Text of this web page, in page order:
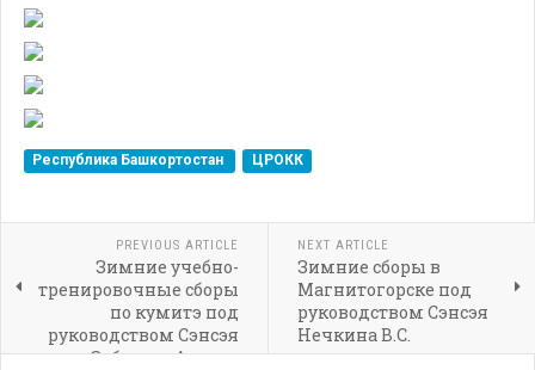
Республика Башкортостан ЦРОКК
PREVIOUS ARTICLE
Зимние учебно-
тренировочные сборы
по кумитэ под
руководством Сэнсэя
Зубарева Артема
NEXT ARTICLE
Зимние сборы в
Магнитогорске под
руководством Сэнсэя
Нечкина В.С.